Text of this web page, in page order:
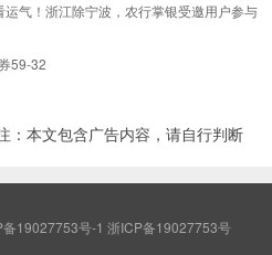
气！浙江除宁波，农行掌银受邀用户参与
59-32
：本文包含广告内容，请自行判断
19027753号-1 浙ICP备19027753号